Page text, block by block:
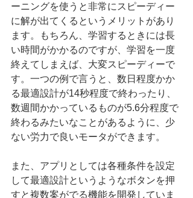
ーニングを使うと非常にスピーディー
に解が出てくるというメリットがあり
ます。もちろん、学習するときには長
い時間がかかるのですが、学習を一度
終えてしまえば、大変スピーディーで
す。一つの例で言うと、数日程度かか
る最適設計が14秒程度で終わったり、
数週間かかっているものが5.6分程度で
終わるみたいなことがあるように、少
ない労力で良いモータができます。
また、アプリとしては各種条件を設定
して最適設計というようなボタンを押
すと複数案がでる機能を開発していま